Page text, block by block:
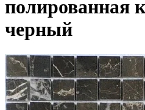
полированная
черный